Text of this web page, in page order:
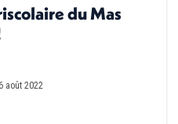
du Mas
août 2022